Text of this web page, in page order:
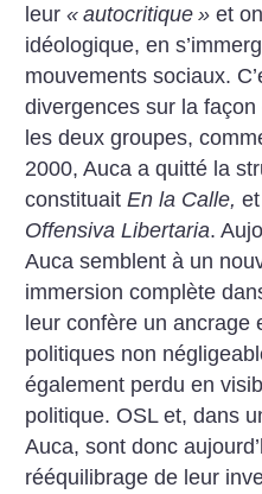
leur« autocritique » et
idéologique, en
mouvements sociaux.
divergences sur la façon
les deux groupes,
2000, Auca a quitté la
constituaitEn la Calle,
Offensiva Libertaria.
Auca semblent à un
immersion complète
leur confère un ancrage
politiques non
également perdu en
politique. OSL et, dans
Auca, sont donc
rééquilibrage de leur